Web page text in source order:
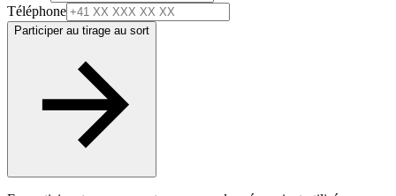
Téléphone
Participer au tirage au sort